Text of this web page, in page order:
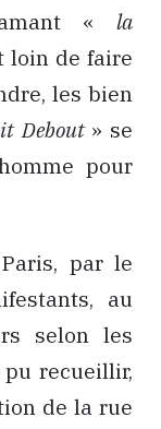
« la
loin de faire
les bien
Debout» se
pour
par le
au
selon les
pu recueillir,
de la rue